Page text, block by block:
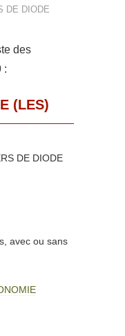
DE DIODE
des
:
(LES)
DE DIODE
avec ou sans